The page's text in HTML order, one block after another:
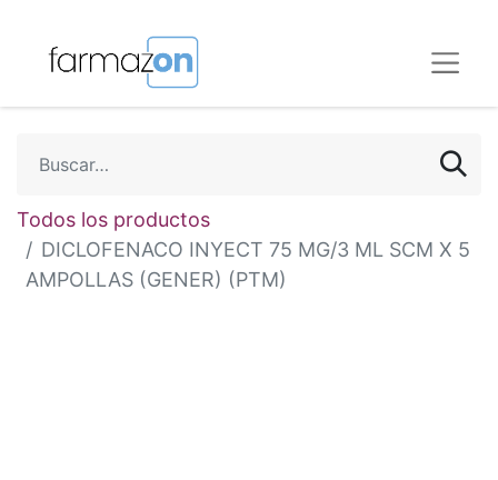
Todos los productos
DICLOFENACO INYECT 75 MG/3 ML SCM X 5
AMPOLLAS (GENER) (PTM)